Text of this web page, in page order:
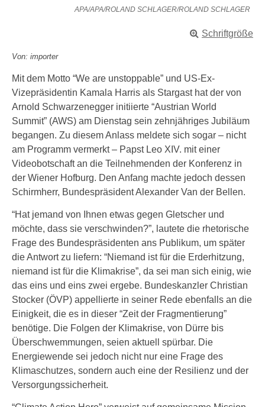
APA/APA/ROLAND SCHLAGER/ROLAND SCHLAGER
Schriftgröße
Von: importer
Mit dem Motto “We are unstoppable” und US-Ex-
Vizepräsidentin Kamala Harris als Stargast hat der von
Arnold Schwarzenegger initiierte “Austrian World
Summit” (AWS) am Dienstag sein zehnjähriges Jubiläum
begangen. Zu diesem Anlass meldete sich sogar – nicht
am Programm vermerkt – Papst Leo XIV. mit einer
Videobotschaft an die Teilnehmenden der Konferenz in
der Wiener Hofburg. Den Anfang machte jedoch dessen
Schirmherr, Bundespräsident Alexander Van der Bellen.
“Hat jemand von Ihnen etwas gegen Gletscher und
möchte, dass sie verschwinden?”, lautete die rhetorische
Frage des Bundespräsidenten ans Publikum, um später
die Antwort zu liefern: “Niemand ist für die Erderhitzung,
niemand ist für die Klimakrise”, da sei man sich einig, wie
das eins und eins zwei ergebe. Bundeskanzler Christian
Stocker (ÖVP) appellierte in seiner Rede ebenfalls an die
Einigkeit, die es in dieser “Zeit der Fragmentierung”
benötige. Die Folgen der Klimakrise, von Dürre bis
Überschwemmungen, seien aktuell spürbar. Die
Energiewende sei jedoch nicht nur eine Frage des
Klimaschutzes, sondern auch eine der Resilienz und der
Versorgungssicherheit.